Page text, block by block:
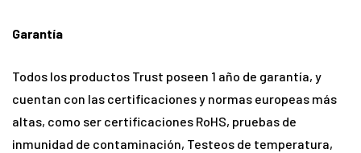
Garantía
Todos los productos Trust poseen 1 año de garantía, y
cuentan con las certificaciones y normas europeas más
altas, como ser certificaciones RoHS, pruebas de
inmunidad de contaminación, Testeos de temperatura,